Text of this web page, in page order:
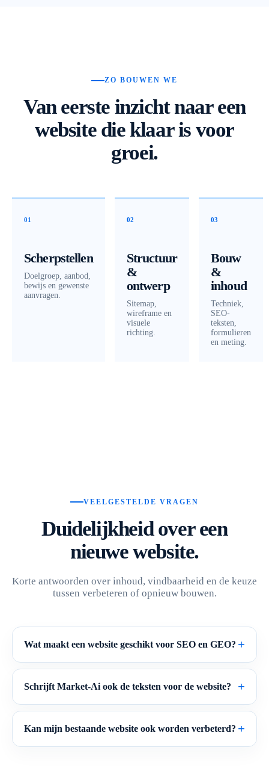
ZO BOUWEN WE
Van eerste inzicht naar een
website die klaar is voor
groei.
01
Scherpstellen
Doelgroep, aanbod,
bewijs en gewenste
aanvragen.
02
Structuur
&
ontwerp
Sitemap,
wireframe en
visuele
richting.
03
Bouw
&
inhoud
Techniek,
SEO-
teksten,
formulieren
en meting.
VEELGESTELDE VRAGEN
Duidelijkheid over een
nieuwe website.
Korte antwoorden over inhoud, vindbaarheid en de keuze
tussen verbeteren of opnieuw bouwen.
Wat maakt een website geschikt voor SEO en GEO?
Schrijft Market-Ai ook de teksten voor de website?
Kan mijn bestaande website ook worden verbeterd?